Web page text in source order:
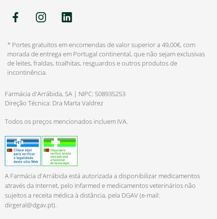
* Portes gratuitos em encomendas de valor superior a 49,00€, com
morada de entrega em Portugal continental, que não sejam exclusivas
de leites, fraldas, toalhitas, resguardos e outros produtos de
incontinência.
Farmácia d'Arrábida, SA | NIPC: 508935253
Direção Técnica: Dra Marta Valdrez
Todos os preços mencionados incluem IVA.
A Farmácia d'Arrábida está autorizada a disponibilizar medicamentos
através da Internet, pelo Infarmed e medicamentos veterinários não
sujeitos a receita médica à distância, pela DGAV (e-mail:
dirgeral@dgav.pt).